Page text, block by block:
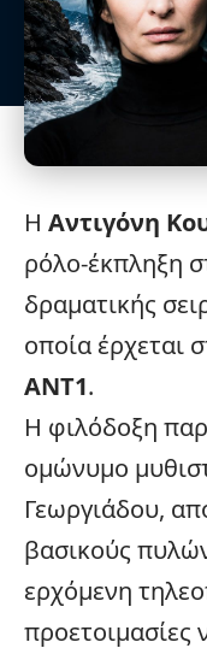
Η Αντιγόνη
ρόλο-έκπληξη
δραματικής
οποία έρχεται
ANT1.
Η φιλόδοξη
ομώνυμο
Γεωργιάδου,
βασικούς
ερχόμενη
προετοιμασίες